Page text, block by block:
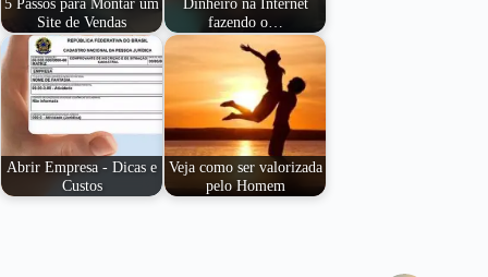
Site de Vendas
fazendo o…
Abrir Empresa - Dicas e
Custos
Veja como ser valorizada
pelo Homem